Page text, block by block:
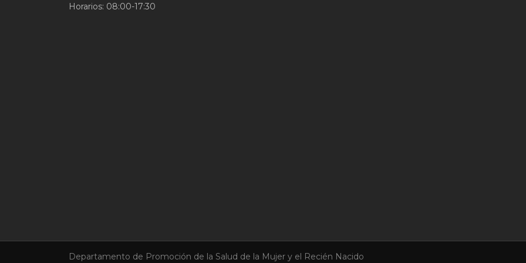
Horarios: 08:00-17:30
Departamento de Promoción de la Salud de la Mujer y el Recién Nacido